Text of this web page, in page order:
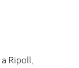
Ripoll,